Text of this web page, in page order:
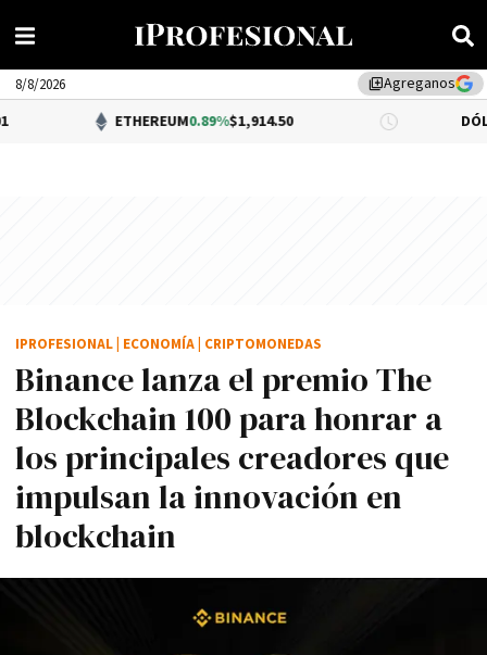
library_addAgreganos
8/8/2026
ETHEREUM0.89%$1,914.50 DÓLAR BNA
Binance lanza el premio The
Blockchain 100 para honrar a
los principales creadores que
impulsan la innovación en
blockchain
IPROFESIONAL ECONOMÍA CRIPTOMONEDAS